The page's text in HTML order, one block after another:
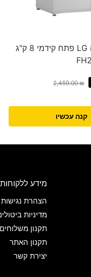
מכונת כביסה LG פתח קידמי 8 ק"ג
2,459.00₪
קנה עכשיו
מידע
הצהרת נגישות
מדיניות
תקנון משלוחים
תקנון האתר
יצירת קשר